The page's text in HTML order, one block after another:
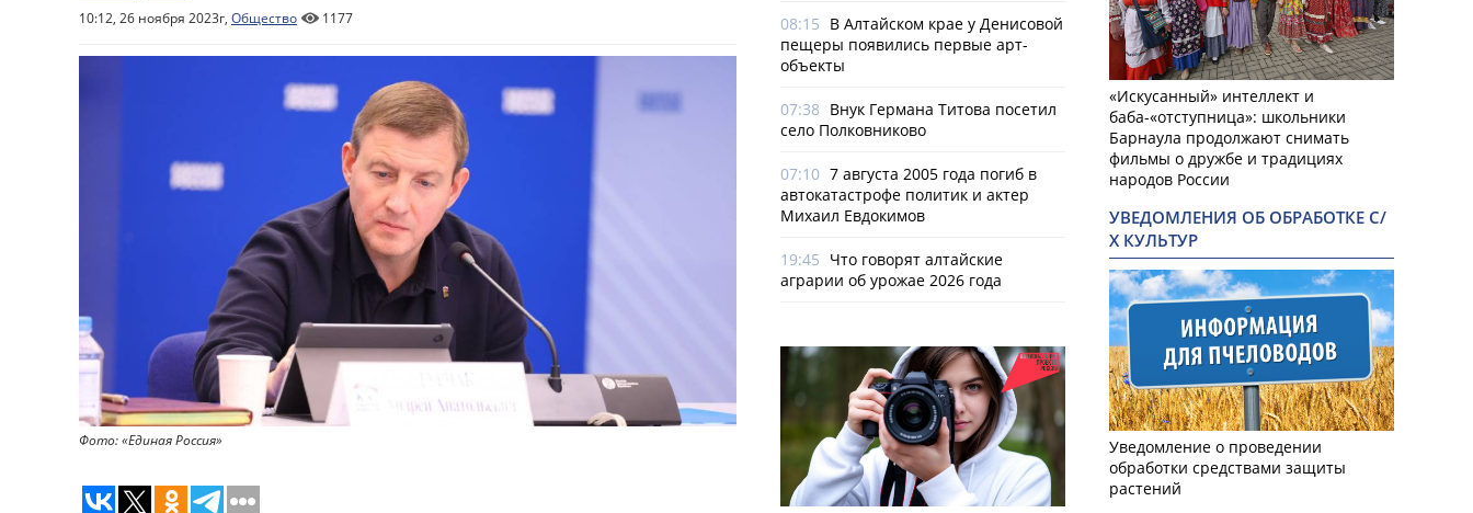
10:12, 26 ноября 2023г, Общество 1177
Фото: «Единая Россия»
08:15 В Алтайском крае у Денисовой
пещеры появились первые арт-
объекты
07:38 Внук Германа Титова посетил
село Полковниково
07:10 7 августа 2005 года погиб в
автокатастрофе политик и актер
Михаил Евдокимов
19:45 Что говорят алтайские
аграрии об урожае 2026 года
«Искусанный» интеллект и
баба-«отступница»: школьники
Барнаула продолжают снимать
фильмы о дружбе и традициях
народов России
УВЕДОМЛЕНИЯ ОБ ОБРАБОТКЕ С/
Х КУЛЬТУР
Уведомление о проведении
обработки средствами защиты
растений